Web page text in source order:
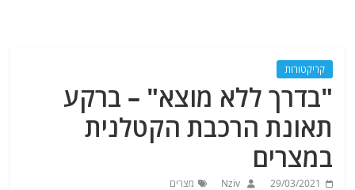
קריקטורות
"בדרך ללא מוצא" – ברקע
תאונת הרכבת הקטלנית
במצרים
29/03/2021
Nziv מצרים